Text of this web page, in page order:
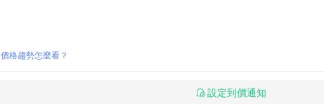
價格趨勢怎麼看？
設定到價通知